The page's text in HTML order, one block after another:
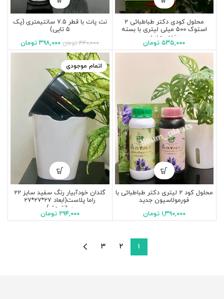
محلول کودی دکتر طباطبائی ۲
استوک ۵۰۰ میلی لیتری با بسته
بندی جدید
۵۳۵,۰۰۰ تومان
نت پات با قطر ۷.۵ سانتیمتری (پک
۵ تایی)
۴۴۰,۰۰۰ تومان ۳۹۸,۰۰۰ تومان
محلول کود ۲ لیتری دکتر طباطبائی با
فورمولاسیون جدید
۱,۳۹۰,۰۰۰ تومان
اتمام موجودی
گلدان خودآبیار رنگ سفید سایز ۲۲
راما پلاست(ابعاد ۲۷*۲۷*۲۷
سانتیمتر)
۲۹۴,۰۰۰ تومان
۱ ۲ ۳